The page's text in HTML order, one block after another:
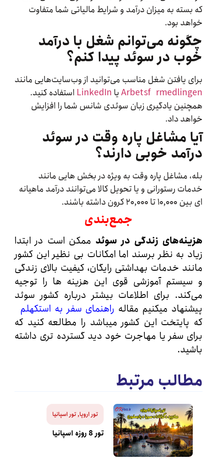
به میزان درآمد و شرایط مالیاتی شما متفاوت
بود.
می‌توانم شغل با درآمد
در سوئد پیدا کنم؟
یافتن شغل مناسب می‌توانید از وب‌سایت‌هایی مانند
یاLinkedInاستفاده کنید.
یادگیری زبان سوئدی شانس شما را افزایش
داد.
مشاغل پاره‌ وقت در سوئد
خوبی دارند؟
مشاغل پاره‌ وقت به ‌ویژه در بخش‌ هایی مانند
رستورانی و یا تحویل کالا می‌توانند درآمد ماهیانه
جمع‌بندی
زندگی در سوئدممکن است در ابتدا
به نظر برسند اما امکانات بی‌ نظیر این کشور
خدمات بهداشتی رایگان، کیفیت بالای زندگی
آموزشی قوی این هزینه‌ ها را توجیه
برای اطلاعات بیشتر درباره کشور سوئد
میکنیم مقاله راهنمای سفر به استکهلم
این کشور میباشد را مطالعه کنید که
سفر یا مهاجرت خود دید گسترده تری داشته
مرتبط
تور اروپا تور اسپانیا
تور 8 روزه اسپانیا